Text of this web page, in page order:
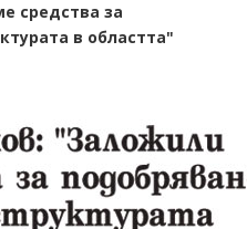
средства за
в областта"